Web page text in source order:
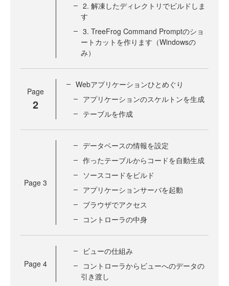
2. 解凍したディレクトリでビルドしま
す
3. TreeFrog Command Promptのショ
ートカットを作ります（Windowsの
み）
Page
2
Webアプリケーションひとめぐり
アプリケーションのスケルトンを生成
テーブルを作成
Page 3
データベースの情報を設定
作ったテーブルからコードを自動生成
ソースコードをビルド
アプリケーションサーバを起動
ブラウザでアクセス
コントローラの中身
Page 4
ビューの仕組み
コントローラからビューへのデータの
引き渡し